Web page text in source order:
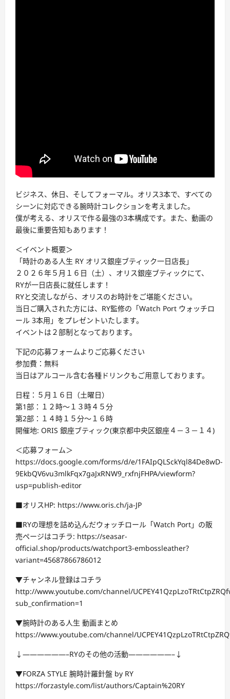
ビジネス、休日、そしてフォーマル。オリス3本で、すべての
シーンに対応できる腕時計コレクションを考えました。
僕が考える、オリスで作る最強の3本構成です。また、動画の
最後に重要告知もあります！
＜イベント概要＞
「時計のある人生 RY オリス銀座ブティック一日店長」
２０２６年５月１６日（土）、オリス銀座ブティックにて、
RYが一日店長に就任します！
RYと交流しながら、オリスのお時計をご堪能ください。
当日ご購入された方には、RY監修の「Watch Port ウォッチロ
ール 3本用」をプレゼントいたします。
イベントは２部制となっております。
下記の応募フォームよりご応募ください
参加費：無料
当日はアルコール含む各種ドリンクもご用意しております。
日程：５月１６日（土曜日）
第1部：１２時～１３時４５分
第2部：１４時１５分～１６時
開催地: ORIS 銀座ブティック(東京都中央区銀座４－３－１４)
＜応募フォーム＞
https://docs.google.com/forms/d/e/1FAIpQLSckYql84De8wD-
9EkbQV6vu3mlkFqx7gaJxRNW9_rxfnjFHPA/viewform?
usp=publish-editor
■オリスHP: https://www.oris.ch/ja-JP
■RYの理想を詰め込んだウォッチロール「Watch Port」の販
売ページはコチラ: https://seasar-
official.shop/products/watchport3-embossleather?
variant=45687866786012
▼チャンネル登録はコチラ
http://www.youtube.com/channel/
sub_confirmation=1
▼腕時計のある人生 動画まとめ
https://www.youtube.com/channel/
↓——————–RYのその他の活動——————–↓
▼FORZA STYLE 腕時計羅針盤 by RY
https://forzastyle.com/list/authors/Captain%20RY